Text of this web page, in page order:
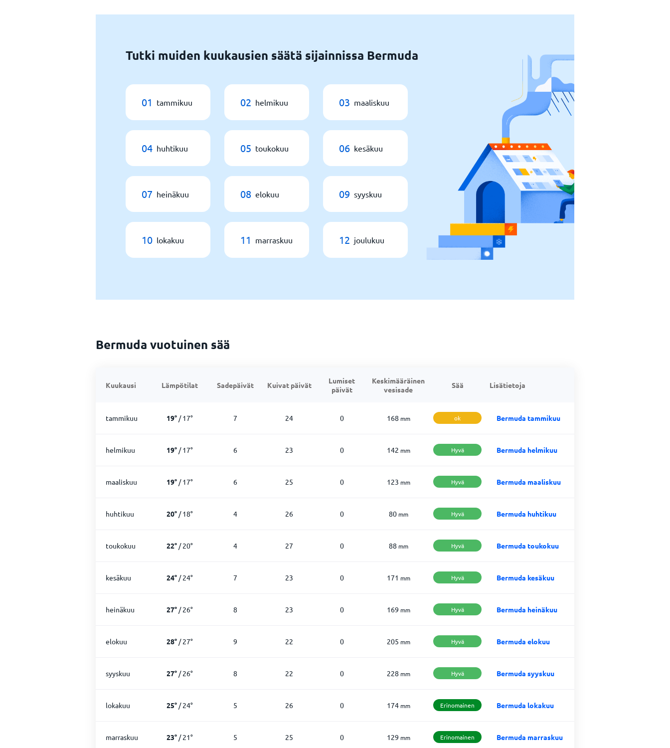
Tutki muiden kuukausien säätä sijainnissa Bermuda
01 tammikuu 02 helmikuu 03 maaliskuu
04 huhtikuu 05 toukokuu 06 kesäkuu
07 heinäkuu 08 elokuu 09 syyskuu
10 lokakuu 11 marraskuu 12 joulukuu
Bermuda vuotuinen sää
Kuukausi Lämpötilat Sadepäivät Kuivat päivät
Lumiset
päivät
Keskimääräinen
vesisade
Sää Lisätietoja
tammikuu 19° /17° 7 24 0 168 mm ok Bermuda tammikuu
helmikuu 19° /17° 6 23 0 142 mm Hyvä Bermuda helmikuu
maaliskuu 19° /17° 6 25 0 123 mm Hyvä Bermuda maaliskuu
huhtikuu 20° /18° 4 26 0 80 mm Hyvä Bermuda huhtikuu
toukokuu 22° /20° 4 27 0 88 mm Hyvä Bermuda toukokuu
kesäkuu 24° /24° 7 23 0 171 mm Hyvä Bermuda kesäkuu
heinäkuu 27° /26° 8 23 0 169 mm Hyvä Bermuda heinäkuu
elokuu 28° /27° 9 22 0 205 mm Hyvä Bermuda elokuu
syyskuu 27° /26° 8 22 0 228 mm Hyvä Bermuda syyskuu
lokakuu 25° /24° 5 26 0 174 mm Erinomainen Bermuda lokakuu
marraskuu 23° /21° 5 25 0 129 mm Erinomainen Bermuda marraskuu